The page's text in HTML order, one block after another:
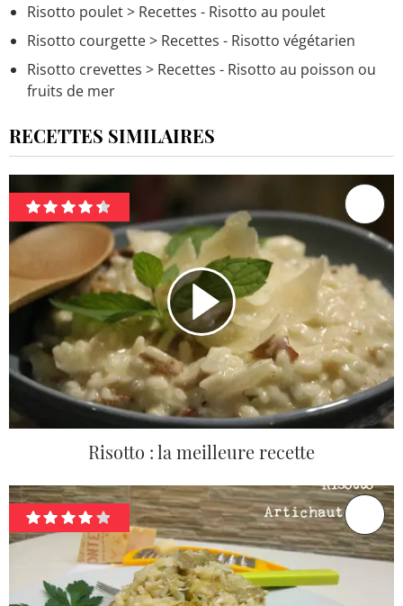
Risotto poulet> Recettes - Risotto au poulet
Risotto courgette> Recettes - Risotto végétarien
Risotto crevettes > Recettes - Risotto au poisson ou
fruits de mer
RECETTES SIMILAIRES
Risotto : la meilleure recette